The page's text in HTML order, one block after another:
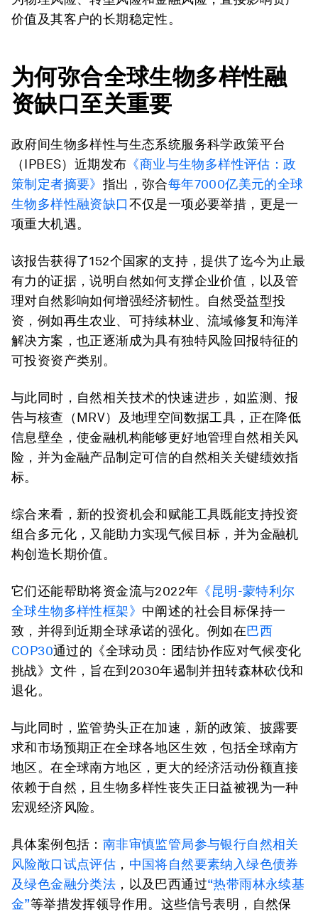
价值及其客户的长期稳定性。
为何弥合全球生物多样性融
资缺口至关重要
政府间生物多样性与生态系统服务科学政策平台
（IPBES）近期发布 《商业与生物多样性评估：政
策制定者摘要》 指出，弥合每年7000亿美元的全球
生物多样性融资缺口不仅是一项必要举措，更是一
项重大机遇。
该报告获得了152个国家的支持，提供了迄今为止最
有力的证据，说明自然如何支撑企业价值，以及管
理对自然影响如何增强经济韧性。自然受益型投
资，例如再生农业、可持续林业、流域修复和海洋
解决方案，也正逐渐成为具有独特风险回报特征的
可投资资产类别。
与此同时，自然相关技术的快速进步，如监测、报
告与核查（MRV）及地理空间数据工具，正在降低
信息壁垒，使金融机构能够更好地管理自然相关风
险，并为金融产品制定可信的自然相关关键绩效指
标。
综合来看，新的投资机会和赋能工具既能支持投资
组合多元化，又能助力实现气候目标，并为金融机
构创造长期价值。
它们还能帮助将资金流与2022年 《昆明-蒙特利尔
全球生物多样性框架》 中阐述的社会目标保持一
致，并得到近期全球承诺的强化。例如在巴西
COP30通过的《全球动员：团结协作应对气候变化
挑战》文件，旨在到2030年遏制并扭转森林砍伐和
退化。
与此同时，监管势头正在加速，新的政策、披露要
求和市场预期正在全球各地区生效，包括全球南方
地区。在全球南方地区，更大的经济活动份额直接
依赖于自然，且生物多样性丧失正日益被视为一种
宏观经济风险。
具体案例包括： 南非审慎监管局参与银行自然相关
风险敞口试点评估 ， 中国将自然要素纳入绿色债券
及绿色金融分类法 ，以及巴西通过“热带雨林永续基
金”等举措发挥领导作用。这些信号表明，自然保